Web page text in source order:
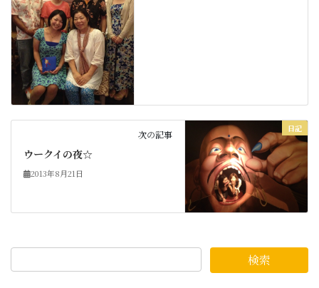
日記
次の記事
ウークイの夜☆
2013年8月21日